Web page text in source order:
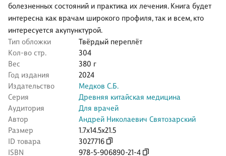
болезненных состояний и практика их лечения. Книга будет
интересна как врачам широкого профиля, так и всем, кто
интересуется акупунктурой.
Тип обложки
Твёрдый переплёт
Кол-во стр.
304
Вес
380 г
Год издания
2024
Издательство
Медков С.Б.
Серия
Древняя китайская медицина
Аудитория
Для врачей
Автор
Андрей Николаевич Святозарский
Размер
1.7x14.5x21.5
ID товара
3027716
ISBN
978-5-906890-21-4